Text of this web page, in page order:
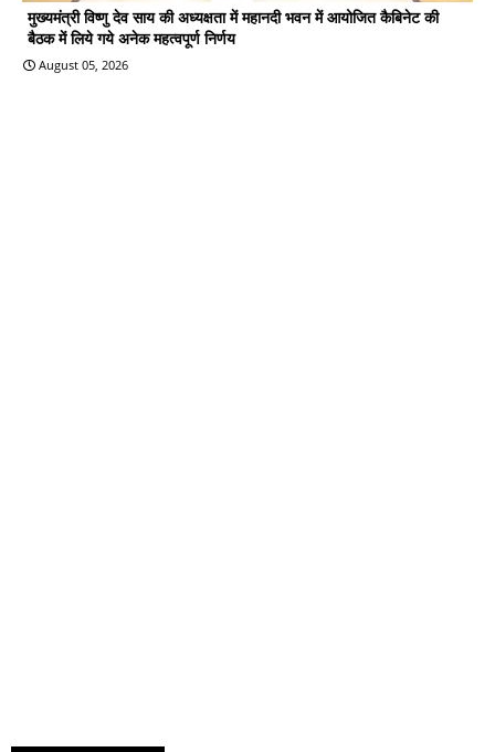
मुख्यमंत्री विष्णु देव साय की अध्यक्षता में महानदी भवन में आयोजित कैबिनेट की
बैठक में लिये गये अनेक महत्वपूर्ण निर्णय
August 05, 2026